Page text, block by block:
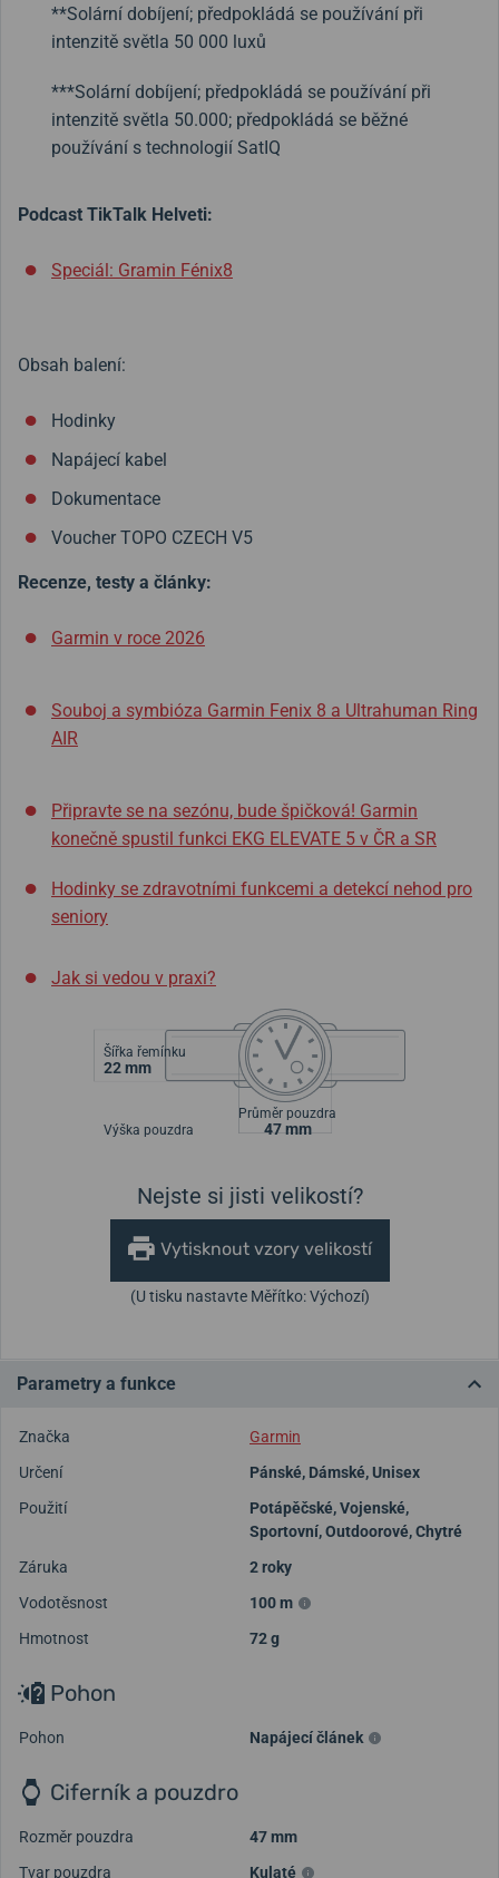
**Solární dobíjení; předpokládá se používání při
intenzitě světla 50 000 luxů
***Solární dobíjení; předpokládá se používání při
intenzitě světla 50.000; předpokládá se běžné
používání s technologií SatIQ
Podcast TikTalk Helveti:
Speciál: Gramin Fénix8
Obsah balení:
Hodinky
Napájecí kabel
Dokumentace
Voucher TOPO CZECH V5
Recenze, testy a články:
Garmin v roce 2026
Souboj a symbióza Garmin Fenix 8 a Ultrahuman Ring
AIR
Připravte se na sezónu, bude špičková! Garmin
konečně spustil funkci EKG ELEVATE 5 v ČR a SR
Hodinky se zdravotními funkcemi a detekcí nehod pro
seniory
Jak si vedou v praxi?
Šířka řemínku
22 mm
Výška pouzdra
Průměr pouzdra
47 mm
Nejste si jisti velikostí?
Vytisknout vzory velikostí
(U tisku nastavte Měřítko: Výchozí)
Parametry a funkce
Značka
Garmin
Určení
Pánské, Dámské,Unisex
Použití
Potápěčské,Vojenské,
Sportovní,Outdoorové,Chytré
Záruka
2 roky
Vodotěsnost
100 m
Hmotnost
72 g
Pohon
Pohon Napájecí článek
Ciferník a pouzdro
Rozměr pouzdra
47 mm
Tvar pouzdra
Kulaté